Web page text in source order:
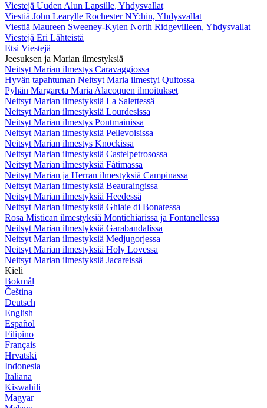
Viestejä Uuden Alun Lapsille, Yhdysvallat
Viestiä John Learylle Rochester NY:hin, Yhdysvallat
Viestiä Maureen Sweeney-Kylen North Ridgevilleen, Yhdysvallat
Viestejä Eri Lähteistä
Etsi Viestejä
Jeesuksen ja Marian ilmestyksiä
Neitsyt Marian ilmestys Caravaggiossa
Hyvän tapahtuman Neitsyt Maria ilmestyi Quitossa
Pyhän Margareta Maria Alacoquen ilmoitukset
Neitsyt Marian ilmestyksiä La Salettessä
Neitsyt Marian ilmestyksiä Lourdesissa
Neitsyt Marian ilmestys Pontmainissa
Neitsyt Marian ilmestyksiä Pellevoisissa
Neitsyt Marian ilmestys Knockissa
Neitsyt Marian ilmestyksiä Castelpetrosossa
Neitsyt Marian ilmestyksiä Fátimassa
Neitsyt Marian ja Herran ilmestyksiä Campinassa
Neitsyt Marian ilmestyksiä Beauraingissa
Neitsyt Marian ilmestyksiä Heedessä
Neitsyt Marian ilmestyksiä Ghiaie di Bonatessa
Rosa Mistican ilmestyksiä Montichiarissa ja Fontanellessa
Neitsyt Marian ilmestyksiä Garabandalissa
Neitsyt Marian ilmestyksiä Medjugorjessa
Neitsyt Marian ilmestyksiä Holy Lovessa
Neitsyt Marian ilmestyksiä Jacareissä
Kieli
Bokmål
Čeština
Deutsch
English
Español
Filipino
Français
Hrvatski
Indonesia
Italiana
Kiswahili
Magyar